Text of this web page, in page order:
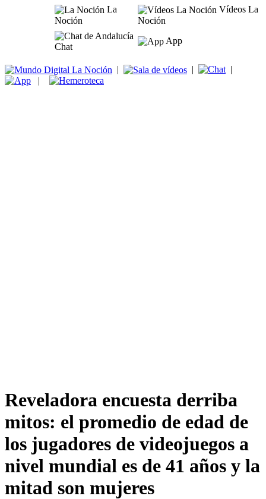
La
Noción
Vídeos La
Noción
Chat
App
| |
|
|
Reveladora encuesta derriba
mitos: el promedio de edad de
los jugadores de videojuegos a
nivel mundial es de 41 años y la
mitad son mujeres